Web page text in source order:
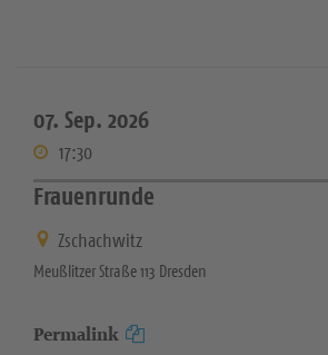
07. Sep. 2026
17:30
Frauenrunde
Zschachwitz
Meußlitzer Straße 113 Dresden
Permalink